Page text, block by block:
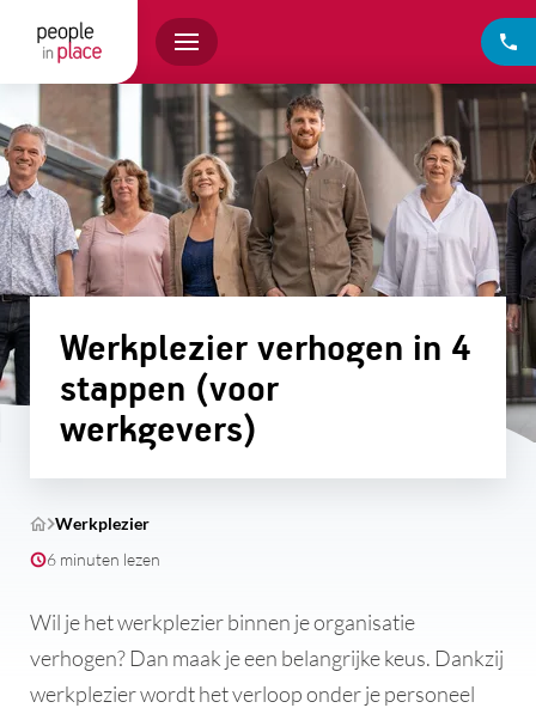
Werkplezier verhogen in 4
stappen (voor
werkgevers)
Werkplezier
6 minuten lezen
Wil je het werkplezier binnen je organisatie
verhogen? Dan maak je een belangrijke keus. Dankzij
werkplezier wordt het verloop onder je personeel